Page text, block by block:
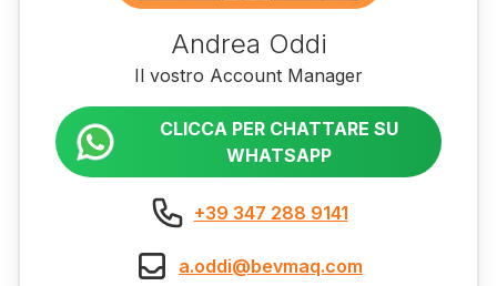
Andrea Oddi
Il vostro Account Manager
CLICCA PER CHATTARE SU
WHATSAPP
+39 347 288 9141
a.oddi@bevmaq.com